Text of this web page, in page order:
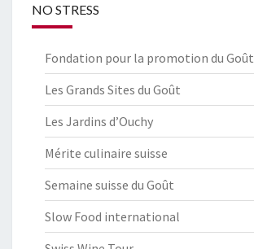
NO STRESS
Fondation pour la promotion du Goût
Les Grands Sites du Goût
Les Jardins d’Ouchy
Mérite culinaire suisse
Semaine suisse du Goût
Slow Food international